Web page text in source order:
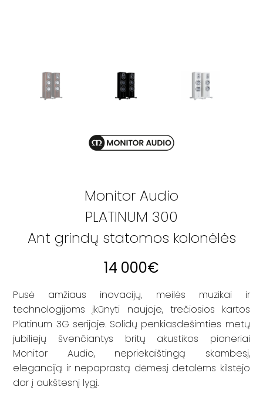
Monitor Audio
PLATINUM 300
Ant grindų statomos kolonėlės
14 000€
Pusė amžiaus inovacijų, meilės muzikai ir
technologijoms įkūnyti naujoje, trečiosios kartos
Platinum 3G serijoje. Solidų penkiasdešimties metų
jubiliejų švenčiantys britų akustikos pioneriai
Monitor Audio, nepriekaištingą skambesį,
eleganciją ir nepaprastą dėmesį detalėms kilstėjo
dar į aukštesnį lygį.